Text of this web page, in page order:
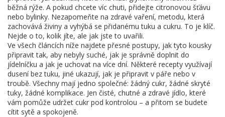
běžná rýže. A pokud chcete víc chuti, přidejte citronovou šťávu
nebo bylinky. Nezapomeňte na zdravé vaření, metodu, která
zachovává živiny a vyhýbá se přidanému tuku a cukru. To je klíč.
Nejde o to, kolik jíte, ale jak jste to uvařili.
Ve všech článcích níže najdete přesné postupy, jak tyto kousky
připravit tak, aby nebyly suché, jak je správně doplnit do
jídelníčku a jak je uchovat na více dní. Některé recepty využívají
dusení bez tuku, jiné ukazují, jak je připravit v páře nebo v
troubě. Všechny mají jedno společné: žádný cukr, žádné skryté
tuky, žádné komplikace. Jen čisté, chutné a zdravé jídlo, které
vám pomůže udržet cukr pod kontrolou – a přitom se budete
cítit sytě a spokojeně.